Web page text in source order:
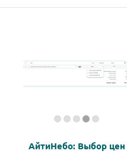
АйтиНебо: Выбор цен